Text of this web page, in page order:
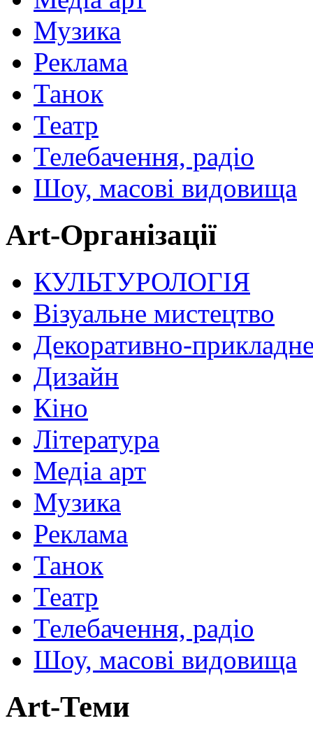
Музика
Реклама
Танок
Театр
Телебачення, радіо
Шоу, масові видовища
Art-Організації
КУЛЬТУРОЛОГІЯ
Візуальне мистецтво
Декоративно-
Дизайн
Кіно
Література
Медіа арт
Музика
Реклама
Танок
Театр
Телебачення, радіо
Шоу, масові видовища
Art-Теми